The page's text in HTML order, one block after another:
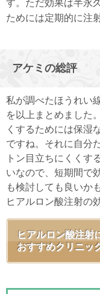
す。ただ効果は半永
ためには定期的に注
アケミの総評
私が調べたほうれい
を以上まとめました
くするためには保湿
ですね。それに自分
トン目立ちにくくす
いなので、短期間で
も検討しても良いか
ヒアルロン酸注射の
ヒアルロン酸注射
おすすめクリニッ